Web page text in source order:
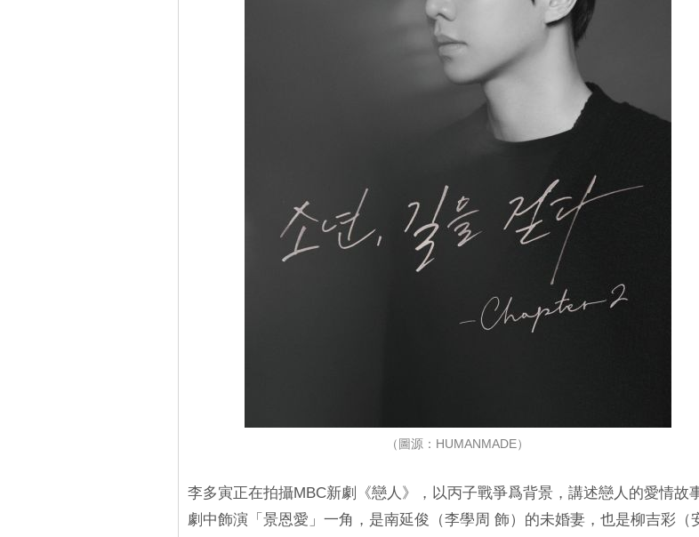
（圖源：HUMANMADE）
李多寅正在拍攝MBC新劇《戀人》，以丙子戰爭爲背景，講述戀人的愛情故事
劇中飾演「景恩愛」一角，是南延俊（李學周 飾）的未婚妻，也是柳吉彩（